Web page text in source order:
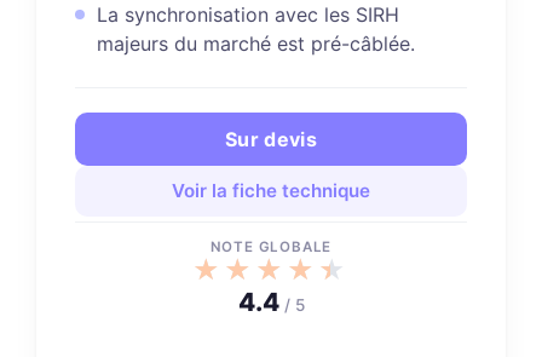
La synchronisation avec les SIRH
majeurs du marché est pré-câblée.
Sur devis
Voir la fiche technique
NOTE GLOBALE
★★★★★
★★★★★
4.4 / 5